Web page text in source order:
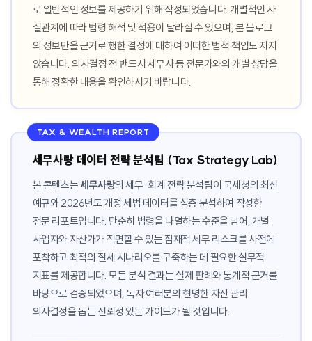
로 일반적인 정보를 제공하기 위해 작성되었습니다. 개별적인 사
실관계에 따라 법령 해석 및 적용이 달라질 수 있으며, 본 블로그
의 정보만을 근거로 행한 결정에 대하여 어떠한 법적 책임도 지지
않습니다. 의사결정 전 반드시 세무사 등 전문가와의 개별 상담을
통해 정확한 내용을 확인하시기 바랍니다.
TAX & WEALTH REPORT
세무사랑 데이터 전략 분석팀 (Tax Strategy Lab)
본 콘텐츠는세무사랑의 세무·회계 전략 분석팀이 국세청의 최신
예규와 2026년도 개정 세법 데이터를 심층 분석하여 작성한
전문 리포트입니다. 단순히 법령을 나열하는 수준을 넘어, 개별
사업자와 자산가가 직면할 수 있는 잠재적 세무 리스크를 사전에
포착하고 최적의 절세 시나리오를 구축하는 데 필요한 실무적
지표를 제공합니다. 모든 분석 결과는 실제 판례와 통계적 근거를
바탕으로 검증되었으며, 독자 여러분의 현명한 자산 관리
의사결정을 돕는 신뢰성 있는 가이드가 될 것입니다.